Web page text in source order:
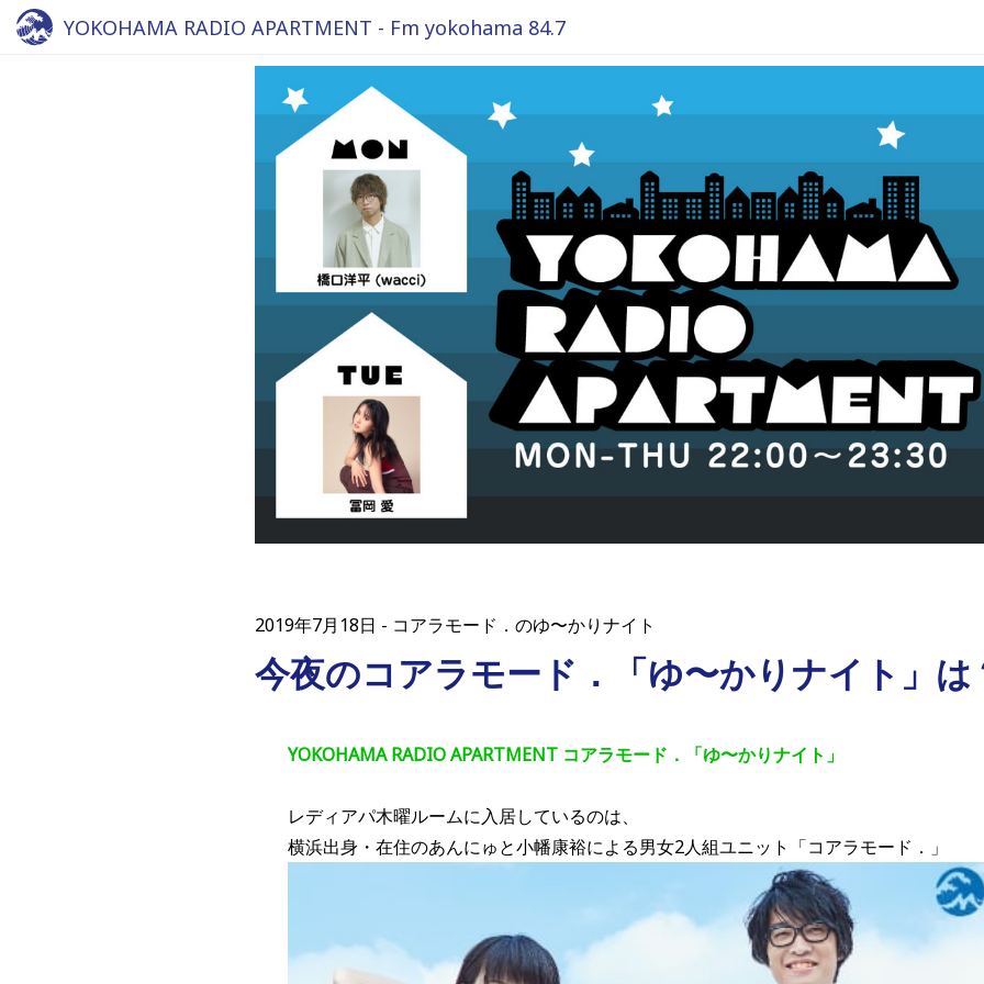
YOKOHAMA RADIO APARTMENT - Fm yokohama 84.7
2019年7月18日 コアラモード．のゆ〜かりナイト
今夜のコアラモード．「ゆ〜かりナイト」は
YOKOHAMA RADIO APARTMENT コアラモード．「ゆ〜かりナイト」
レディアパ木曜ルームに入居しているのは、
横浜出身・在住のあんにゅと小幡康裕による男女2人組ユニット「コアラモード．」